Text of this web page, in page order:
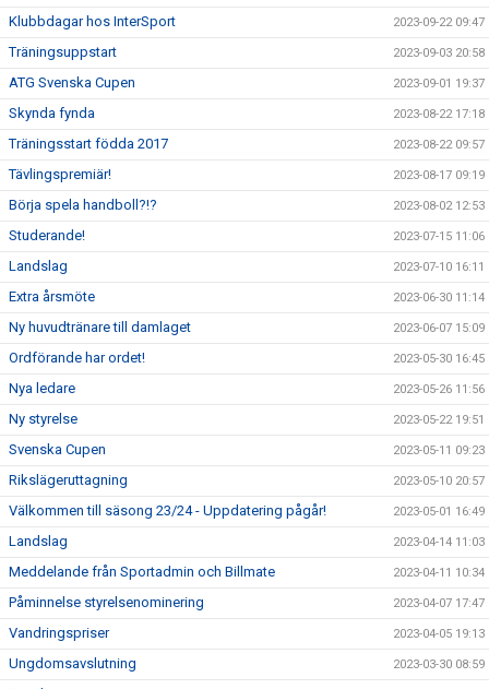
Klubbdagar hos InterSport 2023-09-22 09:47
Träningsuppstart 2023-09-03 20:58
ATG Svenska Cupen 2023-09-01 19:37
Skynda fynda 2023-08-22 17:18
Träningsstart födda 2017 2023-08-22 09:57
Tävlingspremiär! 2023-08-17 09:19
Börja spela handboll?!? 2023-08-02 12:53
Studerande! 2023-07-15 11:06
Landslag 2023-07-10 16:11
Extra årsmöte 2023-06-30 11:14
Ny huvudtränare till damlaget 2023-06-07 15:09
Ordförande har ordet! 2023-05-30 16:45
Nya ledare 2023-05-26 11:56
Ny styrelse 2023-05-22 19:51
Svenska Cupen 2023-05-11 09:23
Rikslägeruttagning 2023-05-10 20:57
Välkommen till säsong 23/24 - Uppdatering pågår! 2023-05-01 16:49
Landslag 2023-04-14 11:03
Meddelande från Sportadmin och Billmate 2023-04-11 10:34
Påminnelse styrelsenominering 2023-04-07 17:47
Vandringspriser 2023-04-05 19:13
Ungdomsavslutning 2023-03-30 08:59